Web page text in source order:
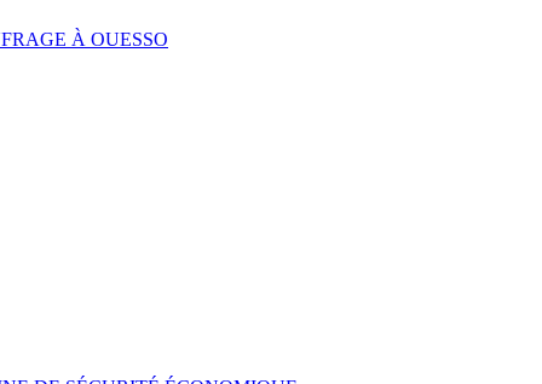
À OUESSO